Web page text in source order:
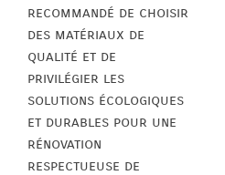
recommandé de choisir
des matériaux de
qualité et de
privilégier les
solutions écologiques
et durables pour une
rénovation
respectueuse de